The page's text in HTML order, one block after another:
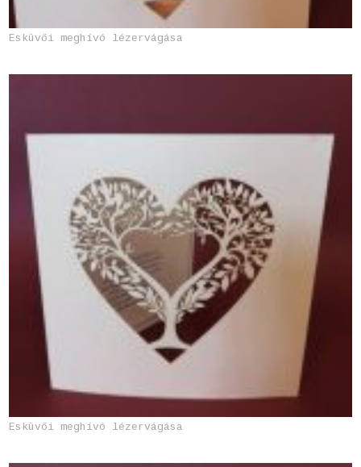
Esküvői meghívó lézervágása
Esküvői meghívó lézervágása